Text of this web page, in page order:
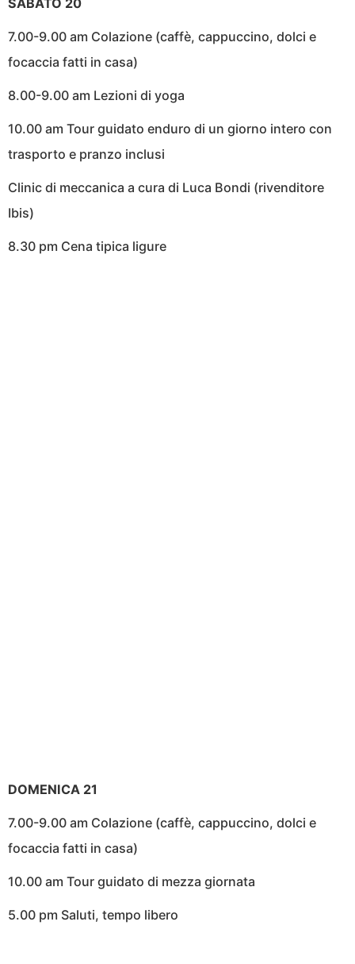
SABATO 20
7.00-9.00 am Colazione (caffè, cappuccino, dolci e
focaccia fatti in casa)
8.00-9.00 am Lezioni di yoga
10.00 am Tour guidato enduro di un giorno intero con
trasporto e pranzo inclusi
Clinic di meccanica a cura di Luca Bondi (rivenditore
Ibis)
8.30 pm Cena tipica ligure
DOMENICA 21
7.00-9.00 am Colazione (caffè, cappuccino, dolci e
focaccia fatti in casa)
10.00 am Tour guidato di mezza giornata
5.00 pm Saluti, tempo libero